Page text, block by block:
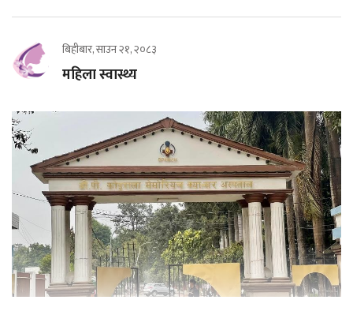
बिहीबार, साउन २१, २०८३
महिला स्वास्थ्य